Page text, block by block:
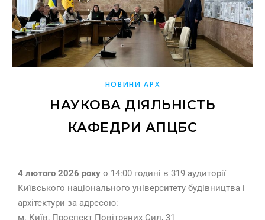
НОВИНИ АРХ
НАУКОВА ДІЯЛЬНІСТЬ
КАФЕДРИ АПЦБС
4 лютого 2026 року о 14:00 годині в 319 аудиторії
Київського національного університету будівництва і
архітектури за адресою: